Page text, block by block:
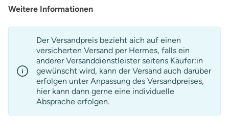
Weitere Informationen
Der Versandpreis bezieht aich auf einen
versicherten Versand per Hermes, falls ein
anderer Versanddienstleister seitens Käufer:in
gewünscht wird, kann der Versand auch darüber
erfolgen unter Anpassung des Versandpreises,
hier kann dann gerne eine individuelle
Absprache erfolgen.